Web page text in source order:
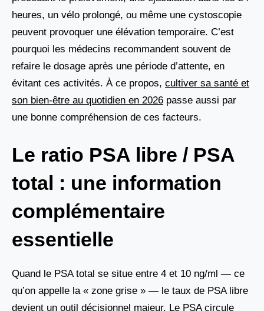
heures, un vélo prolongé, ou même une cystoscopie
peuvent provoquer une élévation temporaire. C’est
pourquoi les médecins recommandent souvent de
refaire le dosage après une période d’attente, en
évitant ces activités. À ce propos, cultiver sa santé et
son bien-être au quotidien en 2026 passe aussi par
une bonne compréhension de ces facteurs.
Le ratio PSA libre / PSA
total : une information
complémentaire
essentielle
Quand le PSA total se situe entre 4 et 10 ng/ml — ce
qu’on appelle la « zone grise » — le taux de PSA libre
devient un outil décisionnel majeur. Le PSA circule